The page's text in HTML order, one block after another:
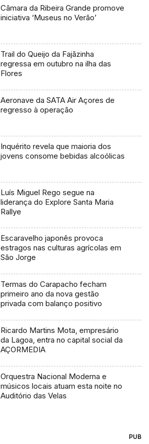
Câmara da Ribeira Grande promove
iniciativa ‘Museus no Verão’
Trail do Queijo da Fajãzinha
regressa em outubro na ilha das
Flores
Aeronave da SATA Air Açores de
regresso à operação
Inquérito revela que maioria dos
jovens consome bebidas alcoólicas
Luís Miguel Rego segue na
liderança do Explore Santa Maria
Rallye
Escaravelho japonês provoca
estragos nas culturas agrícolas em
São Jorge
Termas do Carapacho fecham
primeiro ano da nova gestão
privada com balanço positivo
Ricardo Martins Mota, empresário
da Lagoa, entra no capital social da
AÇORMEDIA
Orquestra Nacional Moderna e
músicos locais atuam esta noite no
Auditório das Velas
PUB